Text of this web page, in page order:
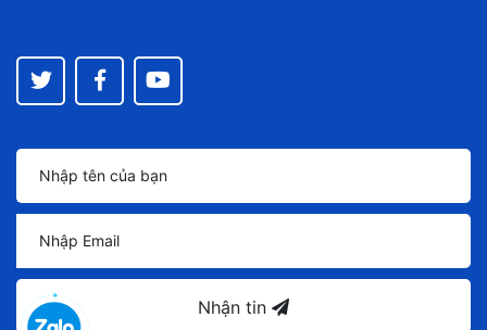
Nhận tin